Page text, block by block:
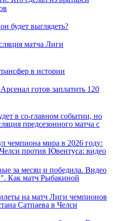
будет выглядеть?
матча Лиги
в истории
готов заплатить 120
в со-главном событии, но
чемпиона мира в 2026 году:
за месяц и победила. Видео
на матч Лиги чемпионов
предсезонного матча с
против Ювентуса: видео
Как матч Рыбакиной
Сатпаева в Челси